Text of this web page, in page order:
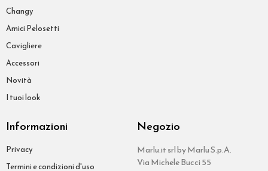
Changy
Amici Pelosetti
Cavigliere
Accessori
Novità
I tuoi look
Informazioni
Privacy
Termini e condizioni d'uso
Negozio
Marlu.it srl by Marlu S.p.A.
Via Michele Bucci 55